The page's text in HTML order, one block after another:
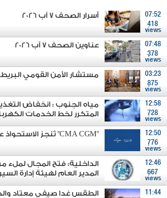
07:52
418
views
أسرار الصحف 7 آب 2026
07:48
378
views
عناوين الصحف 7 آب 2026
03:23
875
views
مستشار الأمن القومي
12:58
728
views
مياه الجنوب : انخفاض
المتكرر لخط الخدمات
12:50
776
views
"CMA CGM" تُنجز الاستحواذ على مجموعة فتّال
12:46
667
views
الداخلية: فتح المجال لملء
المدير العام لهيئة إدارة السير
11:44
الطقس غدا صيفي معتاد